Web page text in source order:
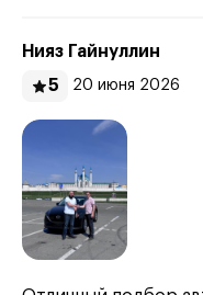
Нияз Гайнуллин
5
20 июня 2026